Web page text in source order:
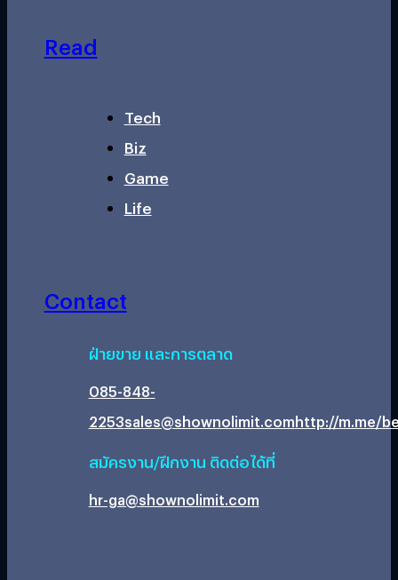
Read
Tech
Biz
Game
Life
Contact
ฝ่ายขาย และการตลาด
085-848-
2253sales@shownolimit.comhttp://m.me/
สมัครงาน/ฝึกงาน ติดต่อได้ที่
hr-ga@shownolimit.com